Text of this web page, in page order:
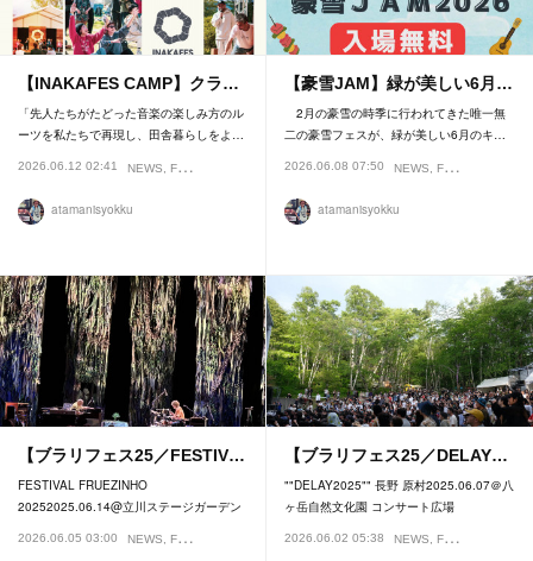
【INAKAFES CAMP】クラ…
「先人たちがたどった音楽の楽しみ方のル
ーツを私たちで再現し、田舎暮らしをよ…
2026.06.12 02:41 NEWS FESTIVAL
atamanisyokku
【豪雪JAM】緑が美しい6月…
2月の豪雪の時季に行われてきた唯一無
二の豪雪フェスが、緑が美しい6月のキ…
2026.06.08 07:50 NEWS FESTIVAL
atamanisyokku
【ブラリフェス25／FESTIV…
FESTIVAL FRUEZINHO
20252025.06.14@立川ステージガーデン
2026.06.05 03:00 NEWS FESTIVAL
【ブラリフェス25／DELAY…
""DELAY2025"" 長野 原村2025.06.07＠八
ヶ岳自然文化園 コンサート広場
2026.06.02 05:38 NEWS FESTIVAL